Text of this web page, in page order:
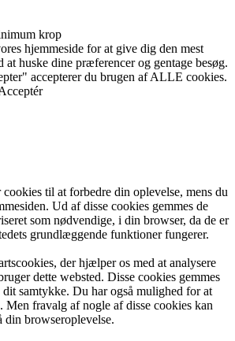
krop
hjemmeside for at give dig den mest
at huske dine præferencer og gentage besøg.
accepterer du brugen af ​​ALLE cookies.
til at forbedre din oplevelse, mens du
Ud af disse cookies gemmes de
som nødvendige, i din browser, da de er
grundlæggende funktioner fungerer.
der hjælper os med at analysere
dette websted. Disse cookies gemmes
samtykke. Du har også mulighed for at
Men fravalg af nogle af disse cookies kan
browseroplevelse.